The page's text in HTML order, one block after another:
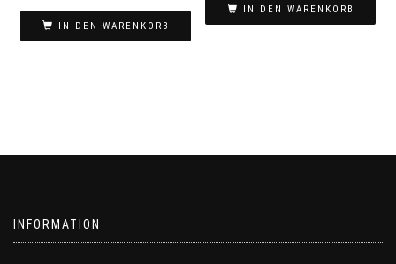
IN DEN WARENKORB
IN DEN WARENKORB
INFORMATION